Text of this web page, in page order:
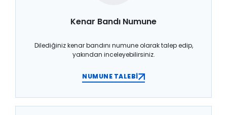
Kenar Bandı Numune
Dilediğiniz kenar bandını numune olarak talep edip,
yakından inceleyebilirsiniz.
NUMUNE TALEBİ